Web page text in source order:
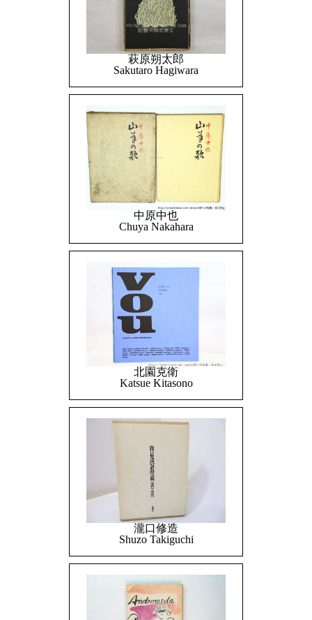
萩原朔太郎
Sakutaro Hagiwara
中原中也
Chuya Nakahara
北園克衛
Katsue Kitasono
瀧口修造
Shuzo Takiguchi